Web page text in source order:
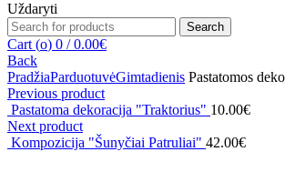
Uždaryti
Search
for:
Search
Cart (o) 0 / 0.00€
Back
PradžiaParduotuvėGimtadienis Pastatomos
Previous product
Pastatoma dekoracija "Traktorius" 10.00€
Next product
Kompozicija "Šunyčiai Patruliai" 42.00€